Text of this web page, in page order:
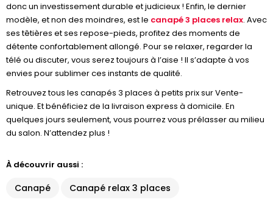
donc un investissement durable et judicieux ! Enfin, le dernier
modèle, et non des moindres, est le canapé 3 places relax. Avec
ses têtières et ses repose-pieds, profitez des moments de
détente confortablement allongé. Pour se relaxer, regarder la
télé ou discuter, vous serez toujours à l’aise ! Il s’adapte à vos
envies pour sublimer ces instants de qualité.
Retrouvez tous les canapés 3 places à petits prix sur Vente-
unique. Et bénéficiez de la livraison express à domicile. En
quelques jours seulement, vous pourrez vous prélasser au milieu
du salon. N’attendez plus !
À découvrir aussi :
Canapé Canapé relax 3 places